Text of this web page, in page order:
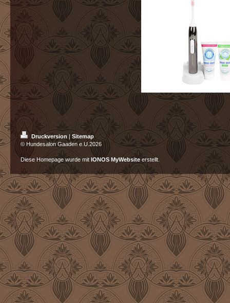
Druckversion | Sitemap
© Hundesalon Gaaden e.U.2026
Diese Homepage wurde mit IONOS MyWebsiteerstellt.